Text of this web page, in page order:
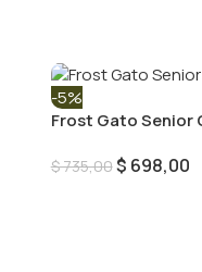
-5%
Frost Gato Senior
$735,00$ 698,00